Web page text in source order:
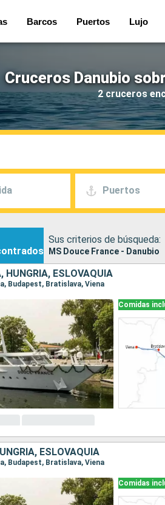
Barcos Puertos Lujo
Cruceros Danubio
2 cruceros
Puertos
Sus criterios de búsqueda:
MS Douce France - Danubio
HUNGRÍA, ESLOVAQUIA
Budapest, Bratislava, Viena
Comidas
ESLOVAQUIA
Budapest, Bratislava, Viena
Comidas